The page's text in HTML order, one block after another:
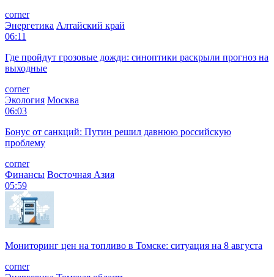
corner
Энергетика Алтайский край
06:11
Где пройдут грозовые дожди: синоптики раскрыли прогноз на
выходные
corner
Экология Москва
06:03
Бонус от санкций: Путин решил давнюю российскую
проблему
corner
Финансы Восточная Азия
05:59
Мониторинг цен на топливо в Томске: ситуация на 8 августа
corner